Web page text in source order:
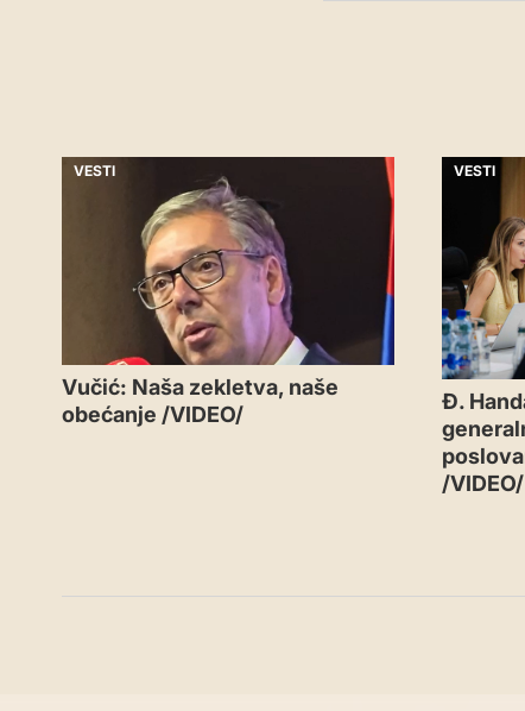
VESTI
Vučić: Naša zekletva, naše
obećanje /VIDEO/
VESTI
Đ.
/VIDEO/